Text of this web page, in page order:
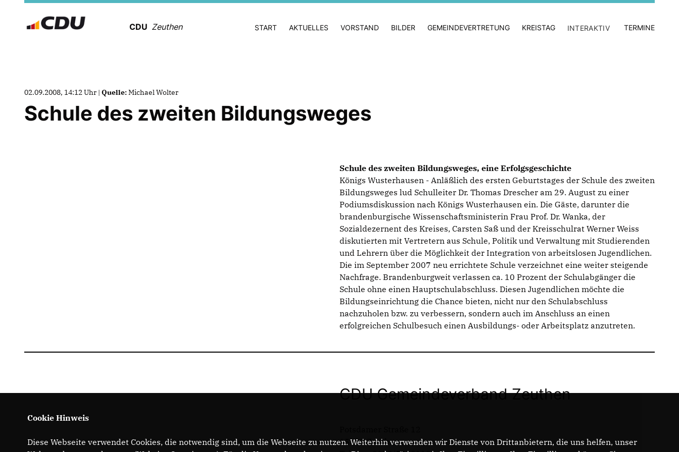
CDU Zeuthen START AKTUELLES VORSTAND BILDER GEMEINDEVERTRETUNG KREISTAG INTERAKTIV TERMINE
02.09.2008, 14:12 Uhr | Quelle:Michael Wolter
Schule des zweiten Bildungsweges
Schule des zweiten Bildungsweges, eine Erfolgsgeschichte
Königs Wusterhausen - Anläßlich des ersten Geburtstages der Schule des zweiten
Bildungsweges lud Schulleiter Dr. Thomas Drescher am 29. August zu einer
Podiumsdiskussion nach Königs Wusterhausen ein. Die Gäste, darunter die
brandenburgische Wissenschaftsministerin Frau Prof. Dr. Wanka, der
Sozialdezernent des Kreises, Carsten Saß und der Kreisschulrat Werner Weiss
diskutierten mit Vertretern aus Schule, Politik und Verwaltung mit Studierenden
und Lehrern über die Möglichkeit der Integration von arbeitslosen Jugendlichen.
Die im September 2007 neu errichtete Schule verzeichnet eine weiter steigende
Nachfrage. Brandenburgweit verlassen ca. 10 Prozent der Schulabgänger die
Schule ohne einen Hauptschulabschluss. Diesen Jugendlichen möchte die
Bildungseinrichtung die Chance bieten, nicht nur den Schulabschluss
nachzuholen bzw. zu verbessern, sondern auch im Anschluss an einen
erfolgreichen Schulbesuch einen Ausbildungs- oder Arbeitsplatz anzutreten.
CDU Gemeindeverband Zeuthen
15738 Zeuthen
Cookie Hinweis
Diese Webseite verwendet Cookies, die notwendig sind, um die Webseite zu nutzen. Weiterhin verwenden wir Dienste von Drittanbietern, die uns helfen, unser